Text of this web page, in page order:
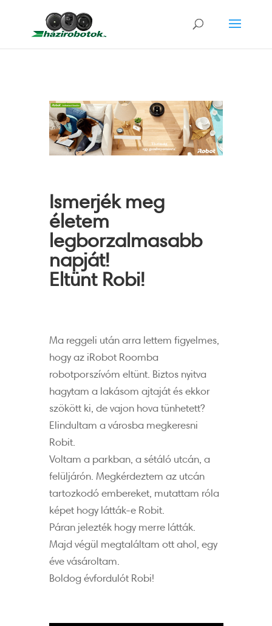
Ismerjék meg
életem
legborzalmasabb
napját!
Eltünt Robi!
Ma reggeli után arra lettem figyelmes,
hogy az iRobot Roomba
robotporszívóm eltünt. Biztos nyitva
hagytam a lakásom ajtaját és ekkor
szökött ki, de vajon hova tünhetett?
Elindultam a városba megkeresni
Robit.
Voltam a parkban, a sétáló utcán, a
felüljárón. Megkérdeztem az utcán
tartozkodó embereket, mutattam róla
képet hogy látták-e Robit.
Páran jelezték hogy merre látták.
Majd végül megtaláltam ott ahol, egy
éve vásároltam.
Boldog évfordulót Robi!